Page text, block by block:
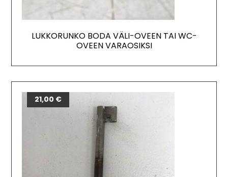
LUKKORUNKO BODA VÄLI-OVEEN TAI WC-
OVEEN VARAOSIKSI
21,00 €